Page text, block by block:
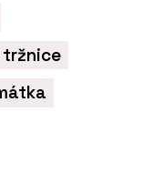
tržnice